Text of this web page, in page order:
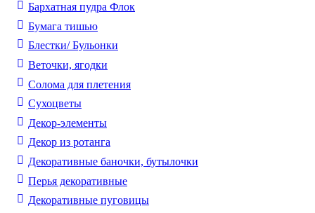
Бархатная пудра Флок
Бумага тишью
Блестки/ Бульонки
Веточки, ягодки
Солома для плетения
Cухоцветы
Декор-элементы
Декор из ротанга
Декоративные баночки, бутылочки
Перья декоративные
Декоративные пуговицы